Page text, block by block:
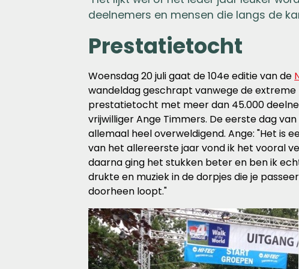
deelnemers en mensen die langs de
Prestatietocht
Woensdag 20 juli gaat de 104e editie van de
wandeldag geschrapt vanwege de extreme
prestatietocht met meer dan 45.000
vrijwilliger Ange Timmers. De eerste dag
allemaal heel overweldigend. Ange: "Het is
van het allereerste jaar vond ik het vooral
daarna ging het stukken beter en ben ik
drukte en muziek in de dorpjes die je
doorheen loopt."